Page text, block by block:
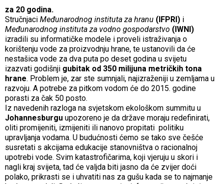
za 20 godina.
Stručnjaci Međunarodnog instituta za hranu (IFPRI) i
Međunarodnog instituta za vodno gospodarstvo (IWNI)
izradili su informatičke modele i proveli istraživanja o
korištenju vode za proizvodnju hrane, te ustanovili da će
nestašica vode za dva puta po deset godina u svijetu
izazvati godišnji gubitak od 350 milijuna metričkih tona
hrane. Problem je, zar ste sumnjali, najizraženiji u zemljama u
razvoju. A potrebe za pitkom vodom će do 2015. godine
porasti za čak 50 posto.
Iz navedenih razloga na svjetskom ekološkom summitu u
Johannesburgu upozoreno je da države moraju redefinirati,
oliti promijeniti, izmijeniti ili nanovo propitati politiku
upravljanja vodama. U budućnosti ćemo se tako sve češće
susretati s akcijama edukacije stanovništva o racionalnoj
upotrebi vode. Svim katastrofičarima, koji vjeruju u skori i
nagli kraj svijeta, tad će valjda biti jasno da će zvijer doći
polako, prikrasti se i uhvatiti nas za gušu kada se to najmanje